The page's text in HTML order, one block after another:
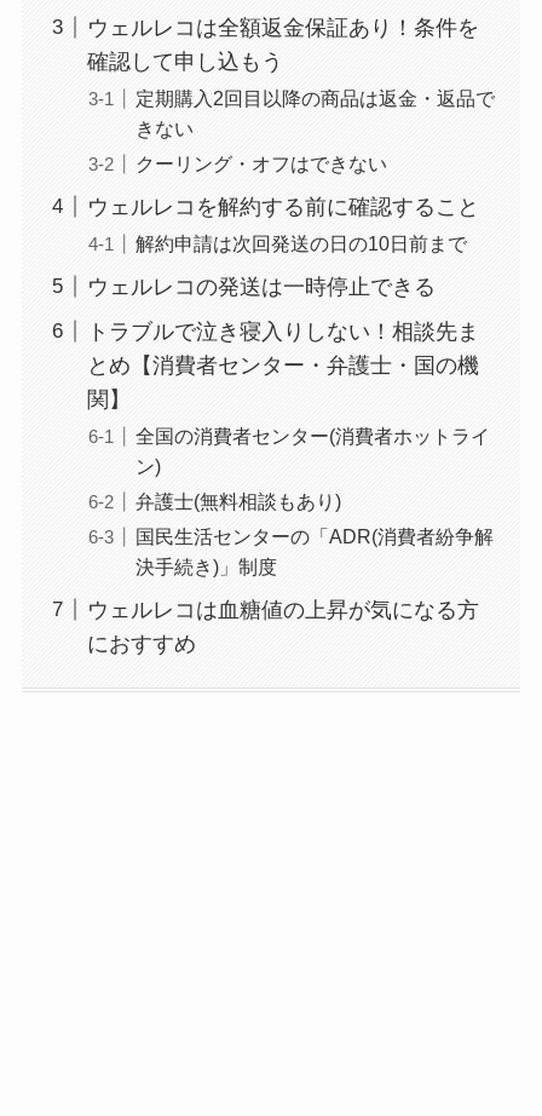
まとめ！電話が繋が
Sivorune(シボルネ)
電話以外に手続きす
る方法ある？
め！電話が繋がらな
い時の裏ワザ
解約できない？バロ
する方法を完全攻略
ウェルレコは全額返金保証あり！条件を
確認して申し込もう
定期購入2回目以降の商品は返金・返品で
きない
クーリング・オフはできない
ウェルレコを解約する前に確認すること
解約申請は次回発送の日の10日前まで
ウェルレコの発送は一時停止できる
トラブルで泣き寝入りしない！相談先ま
とめ【消費者センター・弁護士・国の機
関】
全国の消費者センター(消費者ホットライ
ン)
弁護士(無料相談もあり)
国民生活センターの「ADR(消費者紛争解
決手続き)」制度
ウェルレコは血糖値の上昇が気になる方
におすすめ